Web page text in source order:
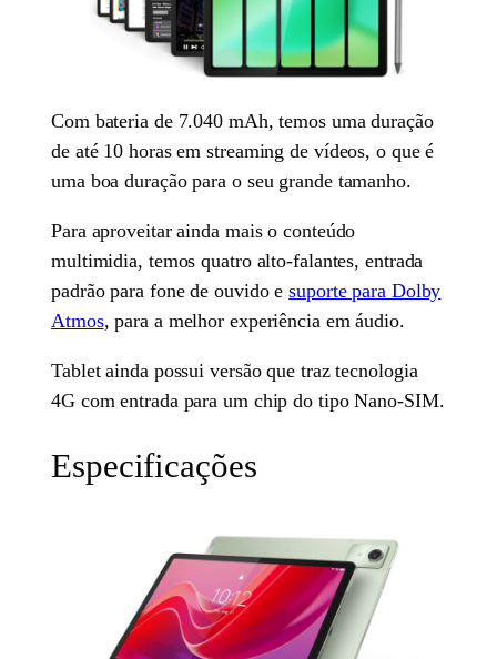
Com bateria de 7.040 mAh, temos uma duração
de até 10 horas em streaming de vídeos, o que é
uma boa duração para o seu grande tamanho.
Para aproveitar ainda mais o conteúdo
multimidia, temos quatro alto-falantes, entrada
padrão para fone de ouvido esuporte para Dolby
Atmos, para a melhor experiência em áudio.
Tablet ainda possui versão que traz tecnologia
4G com entrada para um chip do tipo Nano-SIM.
Especificações